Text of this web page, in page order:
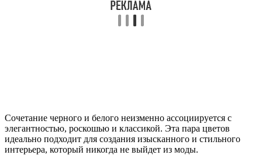
Сочетание черного и белого неизменно ассоциируется с
элегантностью, роскошью и классикой. Эта пара цветов
идеально подходит для создания изысканного и стильного
интерьера, который никогда не выйдет из моды.